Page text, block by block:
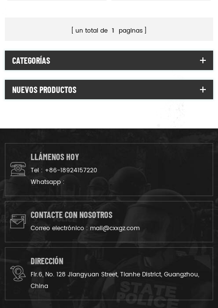
un total de 1 paginas
CATEGORÍAS
NUEVOS PRODUCTOS
LLÁMENOS HOY
Tel : +86-18924157220
Whatsapp :
CONTACTE CON NOSOTROS
Correo electrónico : mail@cxxgz.com
DIRECCIÓN
Flr.6, No. 128 Jiangyuan Street, Tianhe District, Guangzhou,
China